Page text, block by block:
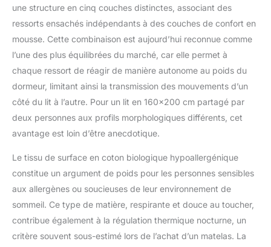
contact de la peau et
offre une excellente
hypoallergénique
protège efficacement
contre les acariens et
les mites.
- Les ressorts
ensachés individuels
sur toute la base
maintien de la colonne
vertébrale et une
indépendance totale
Si votre partenaire
bouge, les ressorts
ensachés suppriment
une structure en cinq couches distinctes, associant des
ressorts ensachés indépendants à des couches de confort en
mousse. Cette combinaison est aujourd’hui reconnue comme
l’une des plus équilibrées du marché, car elle permet à
chaque ressort de réagir de manière autonome au poids du
dormeur, limitant ainsi la transmission des mouvements d’un
côté du lit à l’autre. Pour un lit en 160×200 cm partagé par
deux personnes aux profils morphologiques différents, cet
avantage est loin d’être anecdotique.
Le tissu de surface en coton biologique hypoallergénique
constitue un argument de poids pour les personnes sensibles
aux allergènes ou soucieuses de leur environnement de
sommeil. Ce type de matière, respirante et douce au toucher,
contribue également à la régulation thermique nocturne, un
critère souvent sous-estimé lors de l’achat d’un matelas. La